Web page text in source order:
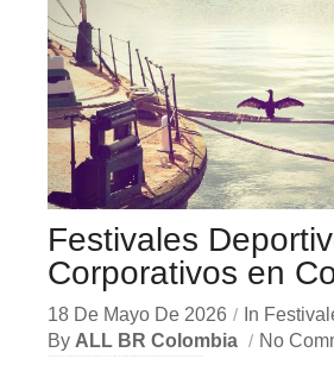
Festivales
Corporativos en
18 De Mayo De 2026 In
By ALL BR Colombia No